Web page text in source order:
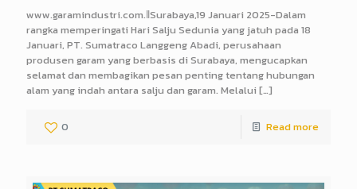
www.garamindustri.com.ǁSurabaya,19 Januari 2025-Dalam
rangka memperingati Hari Salju Sedunia yang jatuh pada 18
Januari, PT. Sumatraco Langgeng Abadi, perusahaan
produsen garam yang berbasis di Surabaya, mengucapkan
selamat dan membagikan pesan penting tentang hubungan
alam yang indah antara salju dan garam. Melalui […]
0 Read more